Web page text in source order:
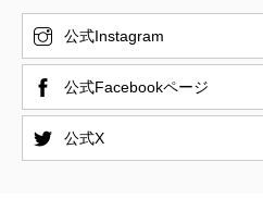
公式Instagram
公式Facebookページ
公式X